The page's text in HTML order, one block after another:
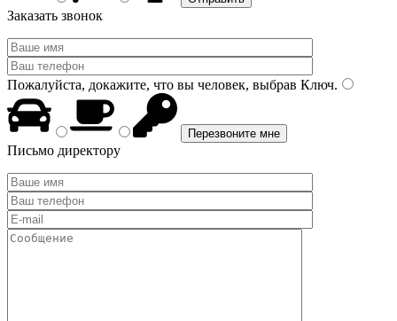
Заказать звонок
Пожалуйста, докажите, что вы человек, выбрав Ключ.
Письмо директору